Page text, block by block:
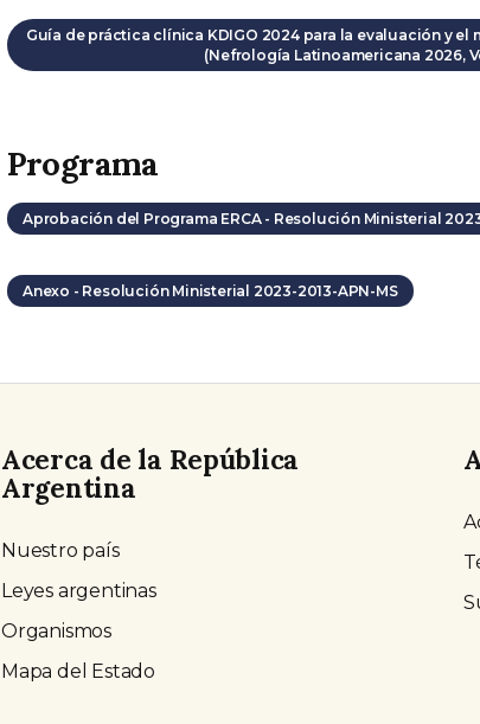
Guía de práctica clínica KDIGO 2024 para la evaluación y
(Nefrología Latinoamericana 2026,
Programa
Aprobación del Programa ERCA - Resolución Ministerial
Anexo - Resolución Ministerial 2023-2013-APN-MS
Acerca de la República
Argentina
Nuestro país
Leyes argentinas
Organismos
Mapa del Estado